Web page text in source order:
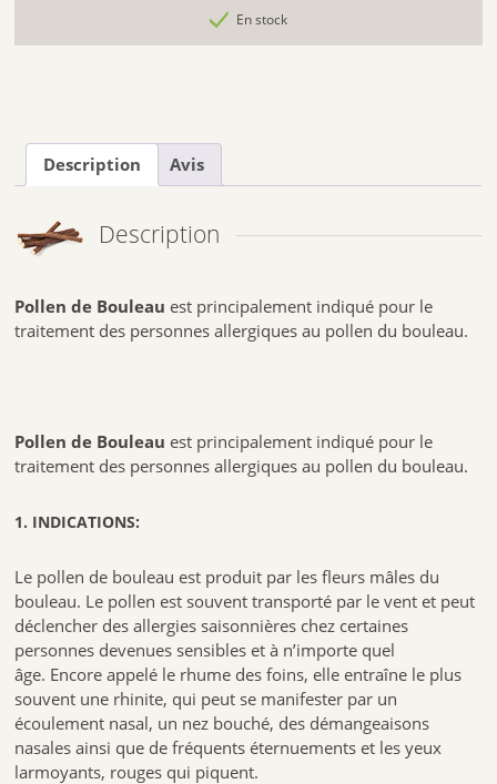
En stock
Description Avis
Description
Pollen de Bouleau est principalement indiqué pour le
traitement des personnes allergiques au pollen du bouleau.
Pollen de Bouleau est principalement indiqué pour le
traitement des personnes allergiques au pollen du bouleau.
1. INDICATIONS:
Le pollen de bouleau est produit par les fleurs mâles du
bouleau. Le pollen est souvent transporté par le vent et peut
déclencher des allergies saisonnières chez certaines
personnes devenues sensibles et à n’importe quel
âge. Encore appelé le rhume des foins, elle entraîne le plus
souvent une rhinite, qui peut se manifester par un
écoulement nasal, un nez bouché, des démangeaisons
nasales ainsi que de fréquents éternuements et les yeux
larmoyants, rouges qui piquent.